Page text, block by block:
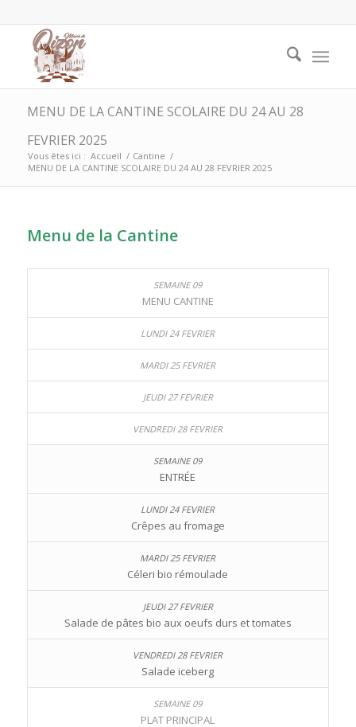
MENU DE LA CANTINE SCOLAIRE DU 24 AU 28
FEVRIER 2025
Vous êtes ici : Accueil / Cantine /
MENU DE LA CANTINE SCOLAIRE DU 24 AU 28 FEVRIER 2025
Menu de la Cantine
MENU CANTINE
ENTRÉE
Crêpes au fromage
Céleri bio rémoulade
Salade de pâtes bio aux oeufs durs et tomates
Salade iceberg
PLAT PRINCIPAL